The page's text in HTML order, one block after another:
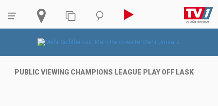
PUBLIC VIEWING CHAMPIONS LEAGUE PLAY OFF LASK